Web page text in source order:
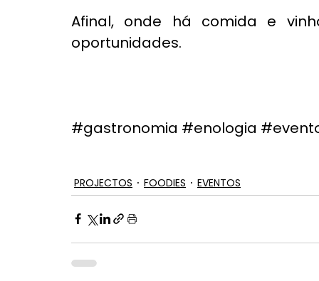
Afinal, onde há comida e
oportunidades.
#gastronomia #enologia
PROJECTOS FOODIES EVENTOS